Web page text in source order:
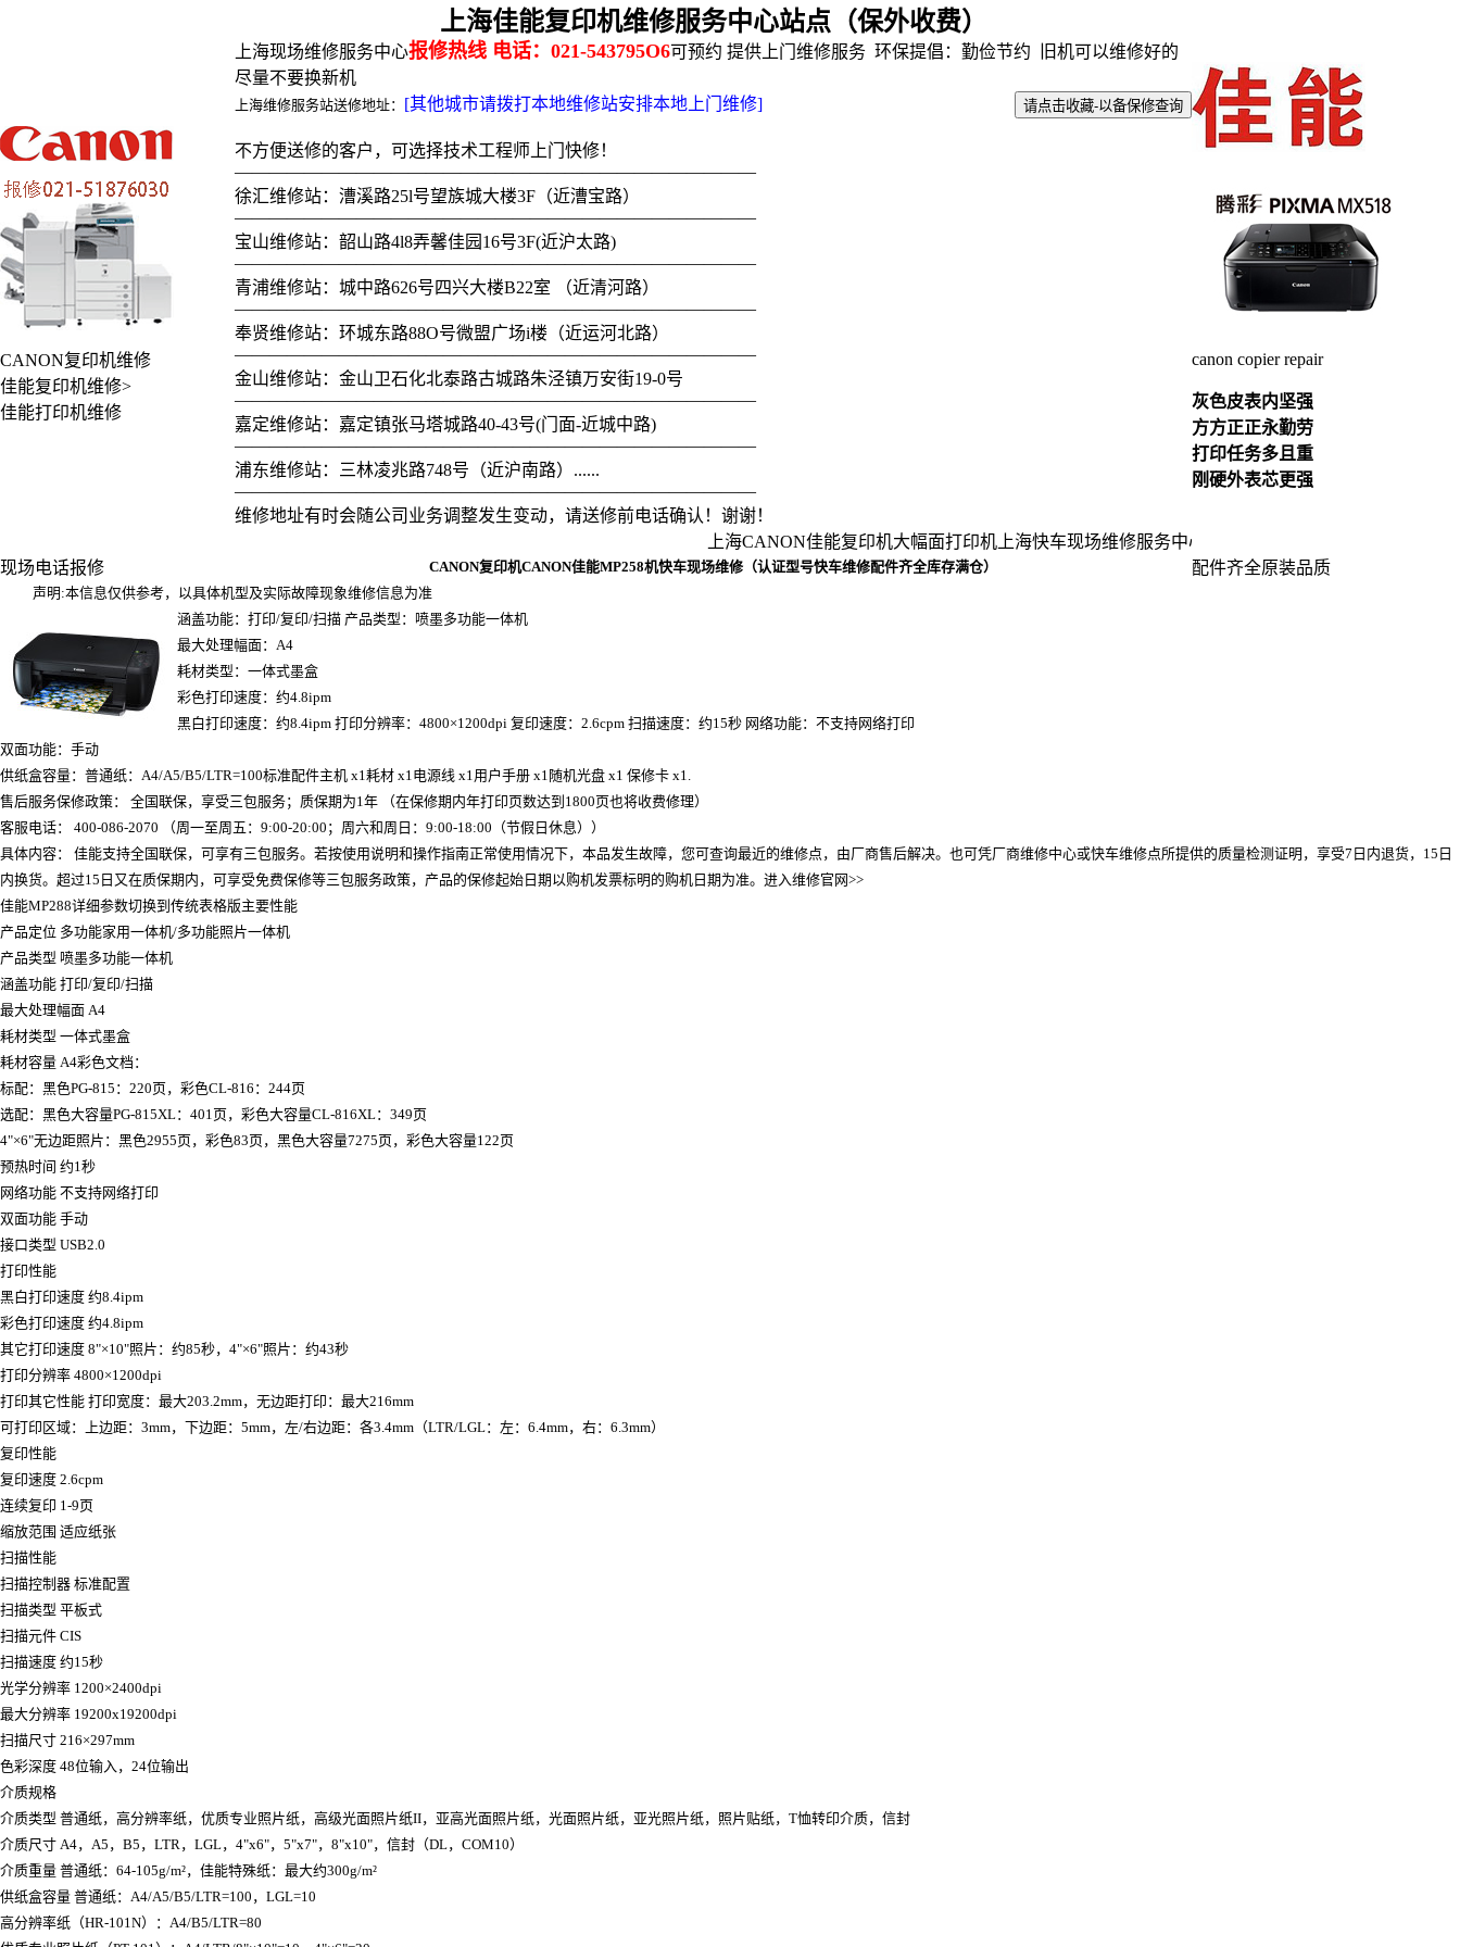
CANON复印机维修
佳能复印机维修>
佳能打印机维修
上海佳能复印机维修服务中心站点（保外收费）
上海现场维修服务中心报修热线 电话：021-543795O6可预约 提供上门维修服务 环保提倡：勤俭节约 旧机可以维修好的
尽量不要换新机
上海维修服务站送修地址： [其他城市请拨打本地维修站安排本地上门维修]
不方便送修的客户，可选择技术工程师上门快修！
——————————————————————————————
徐汇维修站：漕溪路25l号望族城大楼3F（近漕宝路）
——————————————————————————————
宝山维修站：韶山路4l8弄馨佳园16号3F(近沪太路)
——————————————————————————————
青浦维修站：城中路626号四兴大楼B22室 （近清河路）
——————————————————————————————
奉贤维修站：环城东路88O号微盟广场i楼（近运河北路）
——————————————————————————————
金山维修站：金山卫石化北泰路古城路朱泾镇万安街19-0号
——————————————————————————————
嘉定维修站：嘉定镇张马塔城路40-43号(门面-近城中路)
——————————————————————————————
浦东维修站：三林凌兆路748号（近沪南路）......
——————————————————————————————
维修地址有时会随公司业务调整发生变动，请送修前电话确认！谢谢！
上海CANON佳能复印机大幅面打印机上海快车现场维修服务中心站点（保外收费）：设立8个维修服务
canon copier repair
灰色皮表内坚强
方方正正永勤劳
打印任务多且重
刚硬外表芯更强
现场电话报修 CANON复印机CANON佳能MP258机快车现场维修（认证型号快车维修配件齐全库存满仓） 配件齐全原装品质
声明:本信息仅供参考，以具体机型及实际故障现象维修信息为准
涵盖功能：打印/复印/扫描 产品类型：喷墨多功能一体机
最大处理幅面：A4
耗材类型：一体式墨盒
彩色打印速度：约4.8ipm
黑白打印速度：约8.4ipm 打印分辨率：4800×1200dpi 复印速度：2.6cpm 扫描速度：约15秒 网络功能：不支持网络打印
双面功能：手动
供纸盒容量：普通纸：A4/A5/B5/LTR=100标准配件主机 x1耗材 x1电源线 x1用户手册 x1随机光盘 x1 保修卡 x1.
售后服务保修政策： 全国联保，享受三包服务；质保期为1年 （在保修期内年打印页数达到1800页也将收费修理）
客服电话： 400-086-2070 （周一至周五：9:00-20:00；周六和周日：9:00-18:00（节假日休息））
具体内容： 佳能支持全国联保，可享有三包服务。若按使用说明和操作指南正常使用情况下，本品发生故障，您可查询最近的维修点，由厂商售后解决。也可凭厂商维修中心或快车维修点所提供的质量检测证明，享受7日内退货，15日
内换货。超过15日又在质保期内，可享受免费保修等三包服务政策，产品的保修起始日期以购机发票标明的购机日期为准。进入维修官网>>
佳能MP288详细参数切换到传统表格版主要性能
产品定位 多功能家用一体机/多功能照片一体机
产品类型 喷墨多功能一体机
涵盖功能 打印/复印/扫描
最大处理幅面 A4
耗材类型 一体式墨盒
耗材容量 A4彩色文档：
标配：黑色PG-815：220页，彩色CL-816：244页
选配：黑色大容量PG-815XL：401页，彩色大容量CL-816XL：349页
4"×6"无边距照片：黑色2955页，彩色83页，黑色大容量7275页，彩色大容量122页
预热时间 约1秒
网络功能 不支持网络打印
双面功能 手动
接口类型 USB2.0
打印性能
黑白打印速度 约8.4ipm
彩色打印速度 约4.8ipm
其它打印速度 8"×10"照片：约85秒，4"×6"照片：约43秒
打印分辨率 4800×1200dpi
打印其它性能 打印宽度：最大203.2mm，无边距打印：最大216mm
可打印区域：上边距：3mm，下边距：5mm，左/右边距：各3.4mm（LTR/LGL：左：6.4mm，右：6.3mm）
复印性能
复印速度 2.6cpm
连续复印 1-9页
缩放范围 适应纸张
扫描性能
扫描控制器 标准配置
扫描类型 平板式
扫描元件 CIS
扫描速度 约15秒
光学分辨率 1200×2400dpi
最大分辨率 19200x19200dpi
扫描尺寸 216×297mm
色彩深度 48位输入，24位输出
介质规格
介质类型 普通纸，高分辨率纸，优质专业照片纸，高级光面照片纸II，亚高光面照片纸，光面照片纸，亚光照片纸，照片贴纸，T恤转印介质，信封
介质尺寸 A4，A5，B5，LTR，LGL，4"x6"，5"x7"，8"x10"，信封（DL，COM10）
介质重量 普通纸：64-105g/m²，佳能特殊纸：最大约300g/m²
供纸盒容量 普通纸：A4/A5/B5/LTR=100，LGL=10
高分辨率纸（HR-101N）：A4/B5/LTR=80